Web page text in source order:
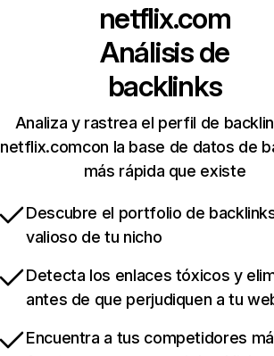
netflix.com
Análisis de
backlinks
Analiza y rastrea el perfil de
netflix.comcon la base de datos de
más rápida que existe
Descubre el portfolio de
valioso de tu nicho
Detecta los enlaces tóxicos y
antes de que perjudiquen a tu
Encuentra a tus competidores